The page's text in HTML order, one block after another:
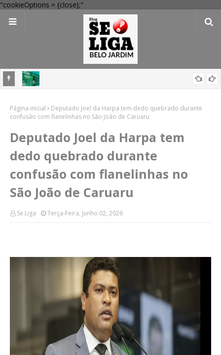
"cookieOptions = {close};"
compras
Página inicial
Deputado Joel da Harpa tem dedo quebrado durante
confusão com flanelinhas no São João de Caruaru
Deputado Joel da Harpa tem
dedo quebrado durante
confusão com flanelinhas no
São João de Caruaru
Se Liga Terça-Feira, Junho 02, 2026